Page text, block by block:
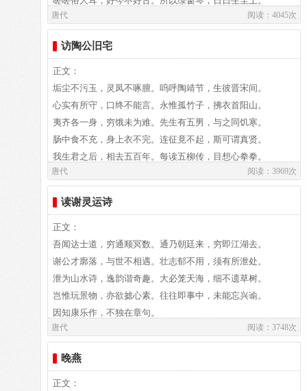
夕殿萤飞思悄然，孤灯挑尽未成眠。
迟迟钟鼓初长夜，耿耿星河欲曙天。
鸳鸯瓦冷霜华重，翡翠衾寒谁与共。
悠悠生死别经年，魂魄不曾来入梦。
临邛道士鸿都客，能以精诚致魂魄。
为感君王辗转思，遂教方士殷勤觅。
排空驭气奔如电，升天入地求之遍。
上穷碧落下黄泉，两处茫茫皆不见。
忽闻海上有仙山，山在虚无缥渺间。
楼阁玲珑五云起，其中绰约多仙子。
中有一人字太真，雪肤花貌参差是。
没有诗人的一片童心，是写不出来的。这首小诗的佳处，正在
立意新颖，构思灵巧，而戏语雅趣，又复启人神思，惹人喜
爱，可谓唐人绝句小诗中的又一珍品。
⑾奉诚园：原为唐司徒马燧旧宅，以豪奢著名。马燧死，其子
马畅将园中大杏赠宦官窦文场，文场又献给唐德宗。德宗认为
马畅马畅不以大杏献己，意存轻慢，派宦官往封其树。马畅恐
惧，因把住宅献给德宗。德宗改为奉诚园，废置不用。事见
《桂苑丛谈·史遗》。
1、 于海娣 等．唐诗鉴赏大全集．北京：中国华侨出版社，
2010年12月版：第362页 2、 吴大奎 马秀娟．元稹白居易诗选
译．成都：巴蜀书社，1991年10月版：第179-182页
作者介绍：
白居易,白居易（772～846），字乐天，晚年又号称香山居
士，河南郑州新郑人，是我国唐代伟大的现实主义诗人，他的
诗歌题材广泛，形式多样，语言平易通俗，有“诗魔”和“诗
王”之称。官至翰林学士、左赞善大夫。有《白氏长庆集》传
世，代表诗作有《长恨歌》、《卖炭翁》、《琵琶行》等。白
居易祖籍山西、陕西、出生于河南郑州新郑，葬于洛阳。白居
易故居纪念馆坐落于洛阳市郊。白园（白居易墓）坐落在洛阳
城南香山的琵琶峰。
天地黯以晦，当午如昏时。虽有东南风，力微不能吹。
中园何所有，满地青青葵。阳光委云上，倾心欲何依。
译文：
译文及注释：
作者介绍：
白居易,白居易（772～846），字乐天，晚年又号称香山居
士，河南郑州新郑人，是我国唐代伟大的现实主义诗人，他的
诗歌题材广泛，形式多样，语言平易通俗，有“诗魔”和“诗
王”之称。官至翰林学士、左赞善大夫。有《白氏长庆集》传
世，代表诗作有《长恨歌》、《卖炭翁》、《琵琶行》等。白
居易祖籍山西、陕西、出生于河南郑州新郑，葬于洛阳。白居
易故居纪念馆坐落于洛阳市郊。白园（白居易墓）坐落在洛阳
城南香山的琵琶峰。
庶政靡不举，皆出自宸衷。
奔腾道路人，伛偻田野翁。
欢呼相告报，感泣涕沾胸。
顺人人心悦，先天天意从。
诏下才七日，和气生冲融。
凝为悠悠云，散作习习风。
昼夜三日雨，凄凄复蒙蒙。
万心春熙熙，百谷青芃芃。
人变愁为喜，岁易俭为丰。
乃知王者心，忧乐与众同。
皇天与后土，所感无不通。
冠佩何锵锵，将相及王公。
蹈舞呼万岁，列贺明庭中。
小臣诚愚陋，职忝金銮宫。
稽首再三拜，一言献天聪：
君以明为圣，臣以直为忠；
敢贺有其始，亦愿有其终。
译文及注释：
作者介绍：
白居易,白居易（772～846），字乐天，晚年又号称香山居
士，河南郑州新郑人，是我国唐代伟大的现实主义诗人，他的
诗歌题材广泛，形式多样，语言平易通俗，有“诗魔”和“诗
王”之称。官至翰林学士、左赞善大夫。有《白氏长庆集》传
世，代表诗作有《长恨歌》、《卖炭翁》、《琵琶行》等。白
居易祖籍山西、陕西、出生于河南郑州新郑，葬于洛阳。白居
易故居纪念馆坐落于洛阳市郊。白园（白居易墓）坐落在洛阳
城南香山的琵琶峰。
唐代 阅读：4045次
访陶公旧宅
正文：
垢尘不污玉，灵凤不啄膻。呜呼陶靖节，生彼晋宋间。
心实有所守，口终不能言。永惟孤竹子，拂衣首阳山。
夷齐各一身，穷饿未为难。先生有五男，与之同饥寒。
肠中食不充，身上衣不完。连征竟不起，斯可谓真贤。
我生君之后，相去五百年。每读五柳传，目想心拳拳。
昔常咏遗风，著为十六篇。今来访故宅，森若君在前。
柴桑古村落，栗里旧山川。不见篱下菊，但馀墟中烟。
子孙虽无闻，族氏犹未迁。每逢姓陶人，使我心依然。
译文：
译文及注释：
作者介绍：
白居易,白居易（772～846），字乐天，晚年又号称香山居
唐代 阅读：3969次
读谢灵运诗
正文：
吾闻达士道，穷通顺冥数。通乃朝廷来，穷即江湖去。
谢公才廓落，与世不相遇。壮志郁不用，须有所泄处。
泄为山水诗，逸韵谐奇趣。大必笼天海，细不遗草树。
岂惟玩景物，亦欲摅心素。往往即事中，未能忘兴谕。
因知康乐作，不独在章句。
唐代 阅读：3748次
晚燕
正文：